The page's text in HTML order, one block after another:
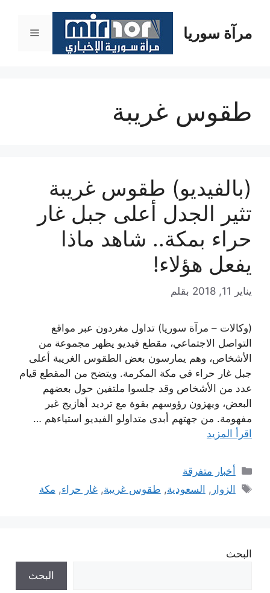
المحتوىمرآة سوريا القائمة
طقوس غريبة
(بالفيديو) طقوس غريبة
تثير الجدل أعلى جبل غار
حراء بمكة.. شاهد ماذا
يفعل هؤلاء!
يناير 11, 2018 بقلم
(وكالات – مرآة سوريا) تداول مغردون عبر مواقع
التواصل الاجتماعي، مقطع فیديو يظهر مجموعة من
الأشخاص، وهم يمارسون بعض الطقوس الغريبة أعلى
جبل غار حراء في مكة المكرمة. ويتضح من المقطع قيام
عدد من الأشخاص وقد جلسوا ملتفين حول بعضهم
البعض، ويھزون رؤوسھم بقوة مع ترديد أهازيج غیر
مفهومة. من جهتهم أبدى متداولو الفيديو استياءهم …
اقرأ المزيد
التصنيفات
أخبار متفرقة
الوسوم
الزوار , السعودية, طقوس غريبة,غار حراء, مكة
البحث
البحث